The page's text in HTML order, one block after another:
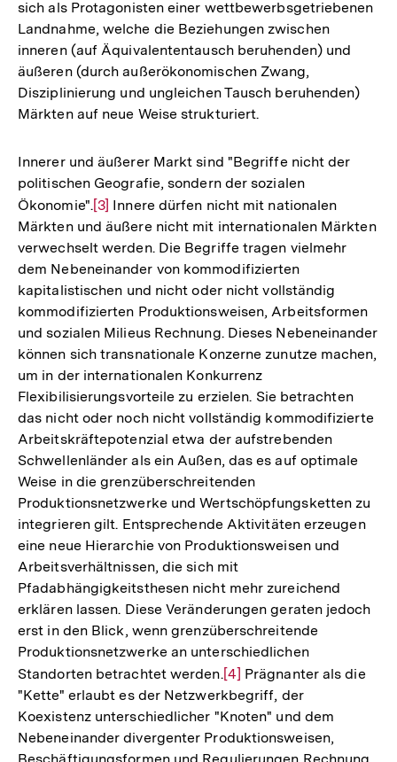
sich als Protagonisten einer wettbewerbsgetriebenen
Landnahme, welche die Beziehungen zwischen
inneren (auf Äquivalententausch beruhenden) und
äußeren (durch außerökonomischen Zwang,
Disziplinierung und ungleichen Tausch beruhenden)
Märkten auf neue Weise strukturiert.
Innerer und äußerer Markt sind "Begriffe nicht der
politischen Geografie, sondern der sozialen
Ökonomie".Zur
Auflösung
der
Fußnote
[3] Innere dürfen nicht mit nationalen
Märkten und äußere nicht mit internationalen Märkten
verwechselt werden. Die Begriffe tragen vielmehr
dem Nebeneinander von kommodifizierten
kapitalistischen und nicht oder nicht vollständig
kommodifizierten Produktionsweisen, Arbeitsformen
und sozialen Milieus Rechnung. Dieses Nebeneinander
können sich transnationale Konzerne zunutze machen,
um in der internationalen Konkurrenz
Flexibilisierungsvorteile zu erzielen. Sie betrachten
das nicht oder noch nicht vollständig kommodifizierte
Arbeitskräftepotenzial etwa der aufstrebenden
Schwellenländer als ein Außen, das es auf optimale
Weise in die grenzüberschreitenden
Produktionsnetzwerke und Wertschöpfungsketten zu
integrieren gilt. Entsprechende Aktivitäten erzeugen
eine neue Hierarchie von Produktionsweisen und
Arbeitsverhältnissen, die sich mit
Pfadabhängigkeitsthesen nicht mehr zureichend
erklären lassen. Diese Veränderungen geraten jedoch
erst in den Blick, wenn grenzüberschreitende
Produktionsnetzwerke an unterschiedlichen
Standorten betrachtet werden.Zur
Auflösung
der
Fußnote
[4] Prägnanter als die
"Kette" erlaubt es der Netzwerkbegriff, der
Koexistenz unterschiedlicher "Knoten" und dem
Nebeneinander divergenter Produktionsweisen,
Beschäftigungsformen und Regulierungen Rechnung